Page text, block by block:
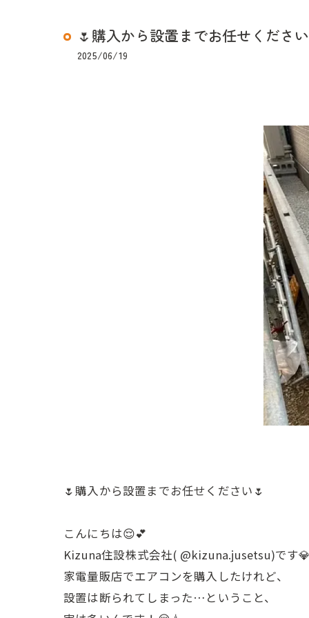
🌷購入から設置までお任せくださ
2025/06/19
🌷購入から設置までお任せください🌷
こんにちは😌💕
Kizuna住設株式会社( @kizuna.jusetsu)です
家電量販店でエアコンを購入したけれど、
設置は断られてしまった…ということ、